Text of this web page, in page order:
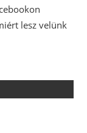
lesz velünk